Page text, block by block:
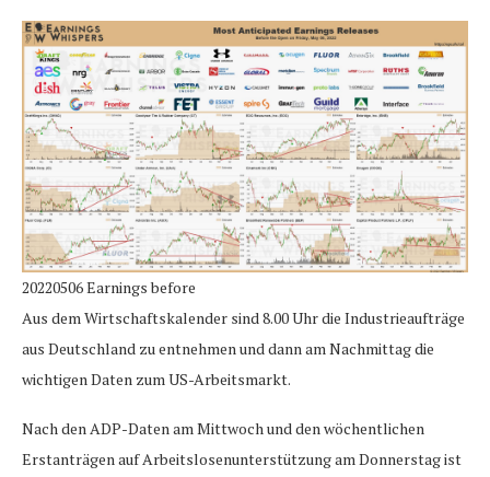
20220506 Earnings before
Aus dem Wirtschaftskalender sind 8.00 Uhr die Industrieaufträge
aus Deutschland zu entnehmen und dann am Nachmittag die
wichtigen Daten zum US-Arbeitsmarkt.
Nach den ADP-Daten am Mittwoch und den wöchentlichen
Erstanträgen auf Arbeitslosenunterstützung am Donnerstag ist